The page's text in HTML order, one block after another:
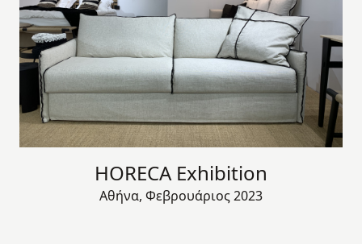
HORECA Exhibition
Αθήνα, Φεβρουάριος 2023